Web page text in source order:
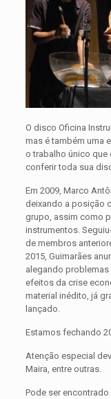
O disco Oficina
mas é também uma
o trabalho único que
conferir toda sua
Em 2009, Marco
deixando a posição
grupo, assim como
instrumentos.
de membros
2015, Guimarães
alegando
efeitos da crise
material inédito, já
lançado.
Estamos fechando
Atenção especial
Maira, entre outras.
Pode ser encontrado